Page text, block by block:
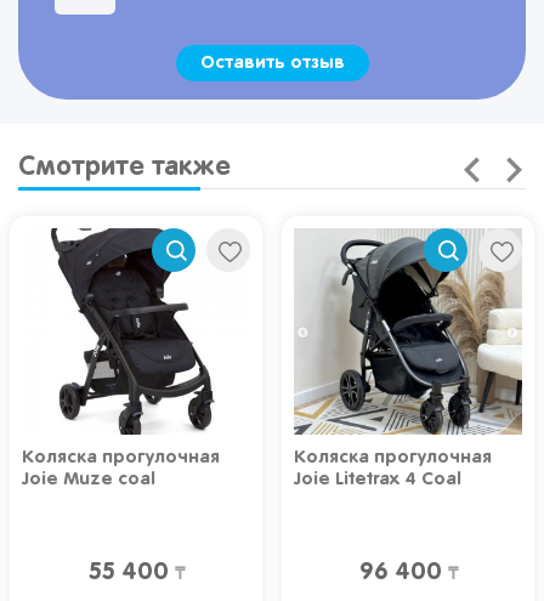
Оставить отзыв
Смотрите также
Коляска прогулочная
Joie Muze coal
55 400 ₸
Коляска прогулочная
Joie Litetrax 4 Coal
96 400 ₸